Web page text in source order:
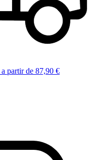
a partir de 87,90 €